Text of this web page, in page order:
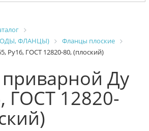
ФЛАНЦЫ)
Фланцы плоские
Ру16, ГОСТ 12820-80, (плоский)
Ду
ГОСТ 12820-